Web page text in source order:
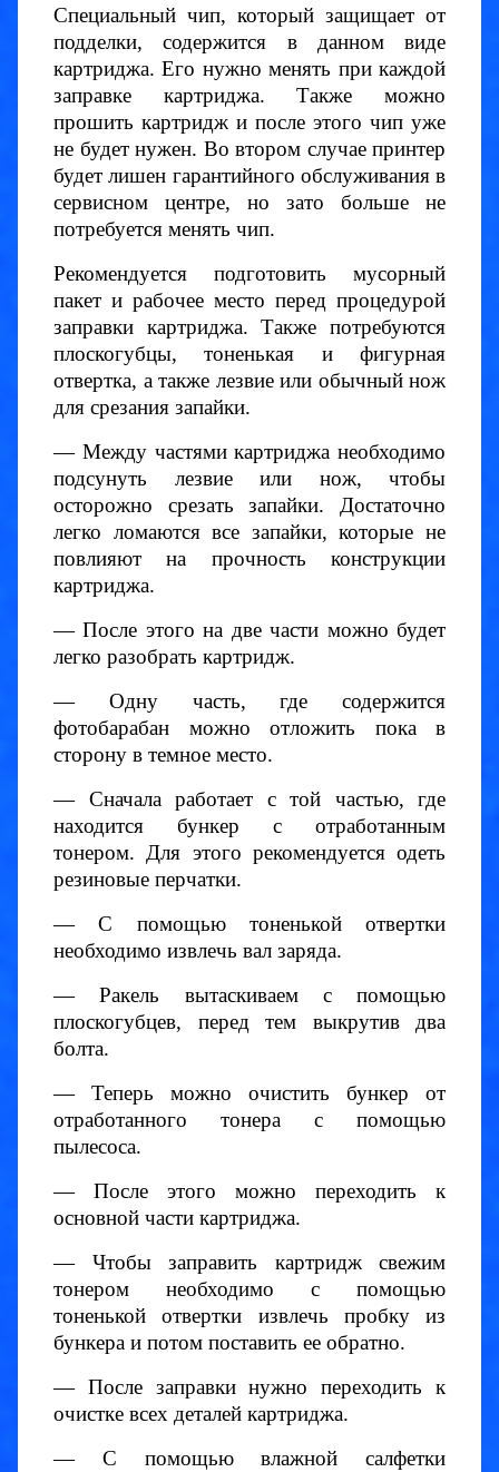
Специальный чип, который защищает от
подделки, содержится в данном виде
картриджа. Его нужно менять при каждой
заправке картриджа. Также можно
прошить картридж и после этого чип уже
не будет нужен. Во втором случае принтер
будет лишен гарантийного обслуживания в
сервисном центре, но зато больше не
потребуется менять чип.
Рекомендуется подготовить мусорный
пакет и рабочее место перед процедурой
заправки картриджа. Также потребуются
плоскогубцы, тоненькая и фигурная
отвертка, а также лезвие или обычный нож
для срезания запайки.
— Между частями картриджа необходимо
подсунуть лезвие или нож, чтобы
осторожно срезать запайки. Достаточно
легко ломаются все запайки, которые не
повлияют на прочность конструкции
картриджа.
— После этого на две части можно будет
легко разобрать картридж.
— Одну часть, где содержится
фотобарабан можно отложить пока в
сторону в темное место.
— Сначала работает с той частью, где
находится бункер с отработанным
тонером. Для этого рекомендуется одеть
резиновые перчатки.
— С помощью тоненькой отвертки
необходимо извлечь вал заряда.
— Ракель вытаскиваем с помощью
плоскогубцев, перед тем выкрутив два
болта.
— Теперь можно очистить бункер от
отработанного тонера с помощью
пылесоса.
— После этого можно переходить к
основной части картриджа.
— Чтобы заправить картридж свежим
тонером необходимо с помощью
тоненькой отвертки извлечь пробку из
бункера и потом поставить ее обратно.
— После заправки нужно переходить к
очистке всех деталей картриджа.
— С помощью влажной салфетки